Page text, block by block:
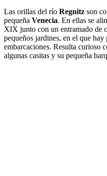
Las orillas del río Regnitz son
pequeña Venecia. En ellas se
XIX junto con un entramado de
pequeños jardines, en el que hay
embarcaciones. Resulta curioso
algunas casitas y su pequeña